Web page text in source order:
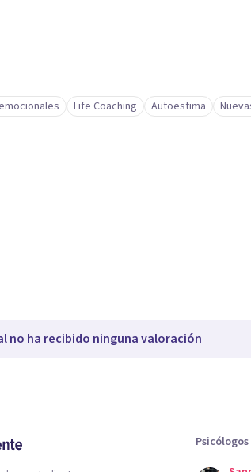
Life Coaching Autoestima
no ha recibido ninguna valoración